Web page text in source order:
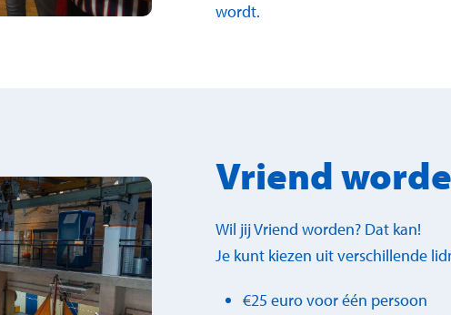
wordt.
Vriend
Wil jij Vriend worden? Dat kan!
Je kunt kiezen uit verschillende
€25 euro voor één persoon